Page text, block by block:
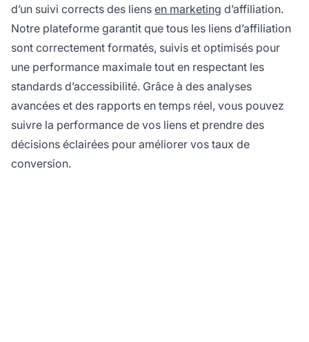
d’un suivi corrects des liens en marketing d’affiliation.
Notre plateforme garantit que tous les liens d’affiliation
sont correctement formatés, suivis et optimisés pour
une performance maximale tout en respectant les
standards d’accessibilité. Grâce à des analyses
avancées et des rapports en temps réel, vous pouvez
suivre la performance de vos liens et prendre des
décisions éclairées pour améliorer vos taux de
conversion.